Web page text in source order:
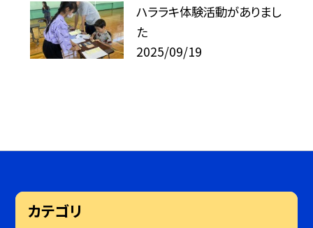
ハララキ体験活動がありまし
た
2025/09/19
カテゴリ